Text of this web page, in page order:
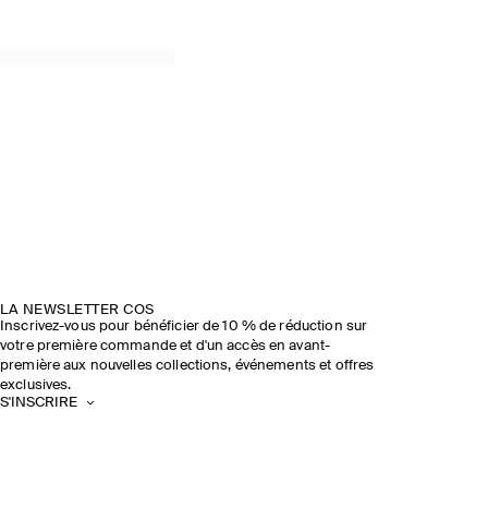
LA NEWSLETTER COS
Inscrivez-vous pour bénéficier de 10 % de réduction sur
votre première commande et d'un accès en avant-
première aux nouvelles collections, événements et offres
exclusives.
S'INSCRIRE